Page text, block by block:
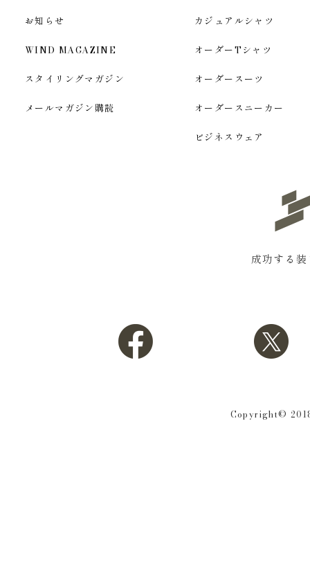
お知らせ
WIND MAGAZINE
スタイリングマガジン
メールマガジン購読
カジュアルシャツ
オーダーTシャツ
オーダースーツ
オーダースニーカー
ビジネスウェア
成功する
Copyright©